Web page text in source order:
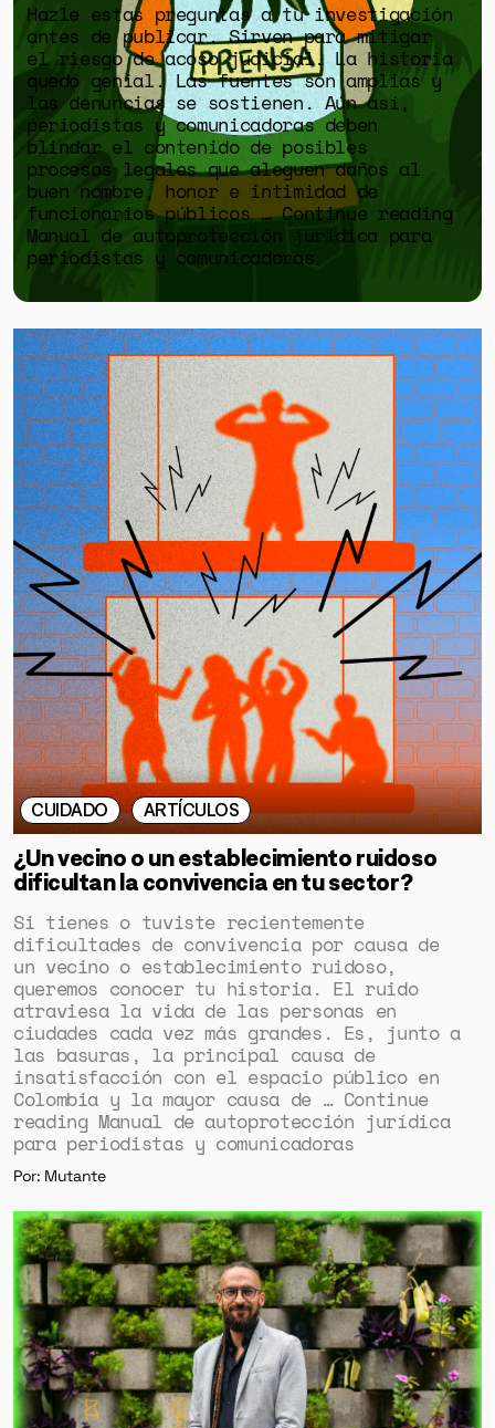
Hazle estas preguntas a tu investigación
antes de publicar. Sirven para mitigar
el riesgo de acoso judicial. La historia
quedó genial. Las fuentes son amplias y
las denuncias se sostienen. Aún así,
periodistas y comunicadoras deben
blindar el contenido de posibles
procesos legales que aleguen daños al
buen nombre, honor e intimidad de
funcionarios públicos … Continue reading
Manual de autoprotección jurídica para
periodistas y comunicadoras
CUIDADO ARTÍCULOS
¿Un vecino o un establecimiento ruidoso
dificultan la convivencia en tu sector?
Si tienes o tuviste recientemente
dificultades de convivencia por causa de
un vecino o establecimiento ruidoso,
queremos conocer tu historia. El ruido
atraviesa la vida de las personas en
ciudades cada vez más grandes. Es, junto a
las basuras, la principal causa de
insatisfacción con el espacio público en
Colombia y la mayor causa de … Continue
reading Manual de autoprotección jurídica
para periodistas y comunicadoras
Por: Mutante